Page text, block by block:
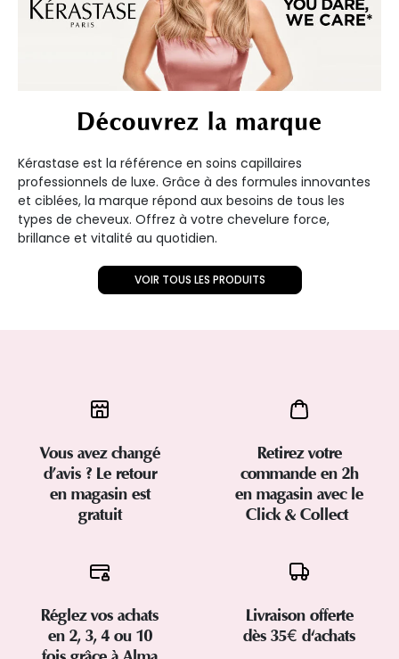
Découvrez la marque
Kérastase est la référence en soins capillaires
professionnels de luxe. Grâce à des formules innovantes
et ciblées, la marque répond aux besoins de tous les
types de cheveux. Offrez à votre chevelure force,
brillance et vitalité au quotidien.
VOIR TOUS LES PRODUITS
Vous avez changé
d’avis ? Le retour
en magasin est
gratuit
Retirez votre
commande en 2h
en magasin avec le
Click & Collect
Réglez vos achats
en 2, 3, 4 ou 10
Livraison offerte
dès 35€ d'achats